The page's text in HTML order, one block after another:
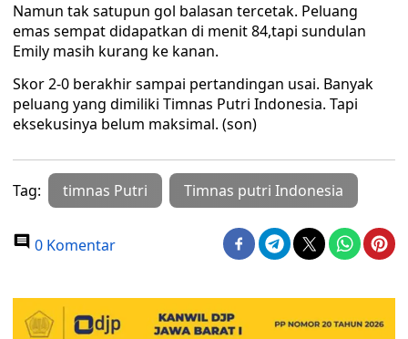
Namun tak satupun gol balasan tercetak. Peluang
emas sempat didapatkan di menit 84,tapi sundulan
Emily masih kurang ke kanan.
Skor 2-0 berakhir sampai pertandingan usai. Banyak
peluang yang dimiliki Timnas Putri Indonesia. Tapi
eksekusinya belum maksimal. (son)
Tag: timnas Putri Timnas putri Indonesia
0 Komentar